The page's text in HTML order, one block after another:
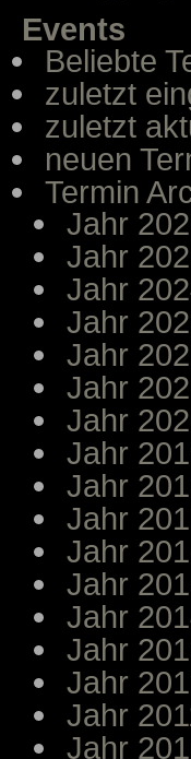
Events
Beliebte
zuletzt
zuletzt
neuen
Termin
Jahr
Jahr
Jahr
Jahr
Jahr
Jahr
Jahr
Jahr
Jahr
Jahr
Jahr
Jahr
Jahr
Jahr
Jahr
Jahr
Jahr